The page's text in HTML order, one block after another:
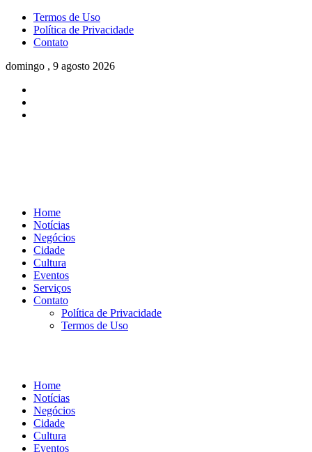
Termos de Uso
Política de Privacidade
Contato
domingo , 9 agosto 2026
Home
Notícias
Negócios
Cidade
Cultura
Eventos
Serviços
Contato
Política de Privacidade
Termos de Uso
Home
Notícias
Negócios
Cidade
Cultura
Eventos